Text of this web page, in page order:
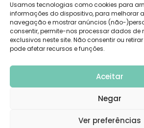
Usamos tecnologias como cookies para
informações do dispositivo, para melhorar
navegação e mostrar anúncios (não-
consentir, permite-nos processar dados de
exclusivos neste site. Não consentir ou
pode afetar recursos e funções.
Aceitar
Negar
Ver preferências
Subscreva a Nossa
© 2023 Dietadvance. All Rights Reserved.